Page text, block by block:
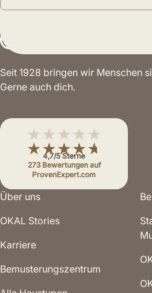
Seit 1928 bringen wir Menschen
Gerne auch dich.
★★★★★
★★★★★
4,7/5 Sterne
273 Bewertungen auf
ProvenExpert.com
Über uns
OKAL Stories
Karriere
Bemusterungs­zentrum